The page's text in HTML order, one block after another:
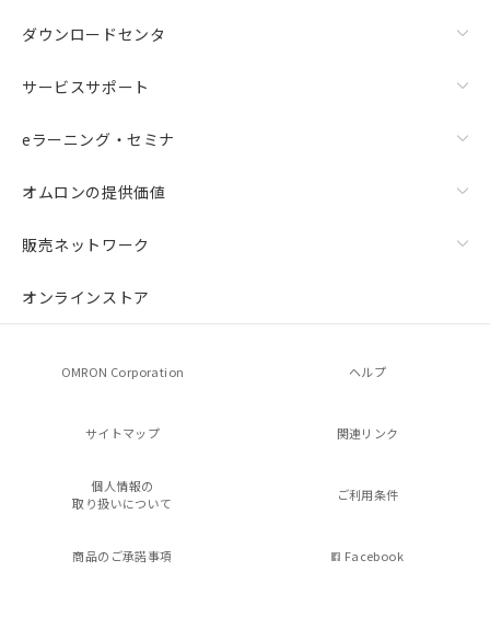
ダウンロードセンタ
サービスサポート
eラーニング・セミナ
オムロンの提供価値
販売ネットワーク
オンラインストア
OMRON Corporation ヘルプ
サイトマップ 関連リンク
個人情報の
取り扱いについて
ご利用条件
商品のご承諾事項 Facebook